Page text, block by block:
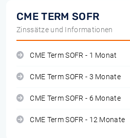
CME TERM SOFR
Zinssätze und Informationen
CME Term SOFR - 1 Monat
CME Term SOFR - 3 Monate
CME Term SOFR - 6 Monate
CME Term SOFR - 12 Monate